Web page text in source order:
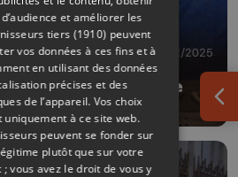
23/12/2025
: un Noël solidaire
les animaux
et améliorer les
tiers (1910) peuvent
vos données à ces fins et à
en utilisant des données
précises et des
de l’appareil. Vos choix
uniquement à ce site web.
peuvent se fonder sur
plutôt que sur votre
vous avez le droit de vous y